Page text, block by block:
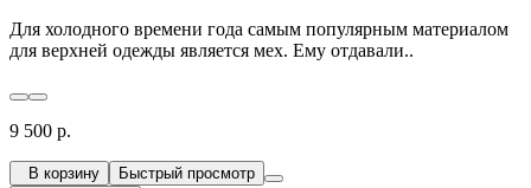
Для холодного времени года самым популярным материалом
для верхней одежды является мех. Ему отдавали..
9 500 р.
В корзину Быстрый просмотр